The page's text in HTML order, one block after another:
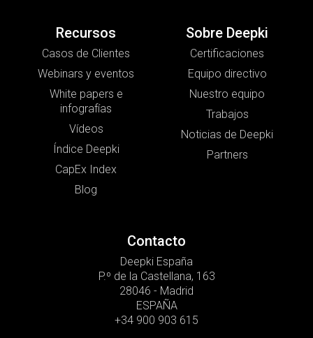
Recursos
Casos de Clientes
Webinars y eventos
White papers e
infografías
Vídeos
Índice Deepki
CapEx Index
Blog
Sobre Deepki
Certificaciones
Equipo directivo
Nuestro equipo
Trabajos
Noticias de Deepki
Partners
Contacto
Deepki España
P.º de la Castellana, 163
28046 - Madrid
ESPAÑA
+34 900 903 615